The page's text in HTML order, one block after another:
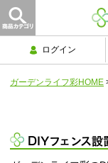
ログイン
ガーデンライフ彩HOME
DIYフェンス設